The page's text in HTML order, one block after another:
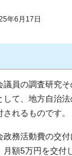
年6月17日
員の調査研究そ
て、地方自治
れるものです。
務活動費の交付
額5万円を交付